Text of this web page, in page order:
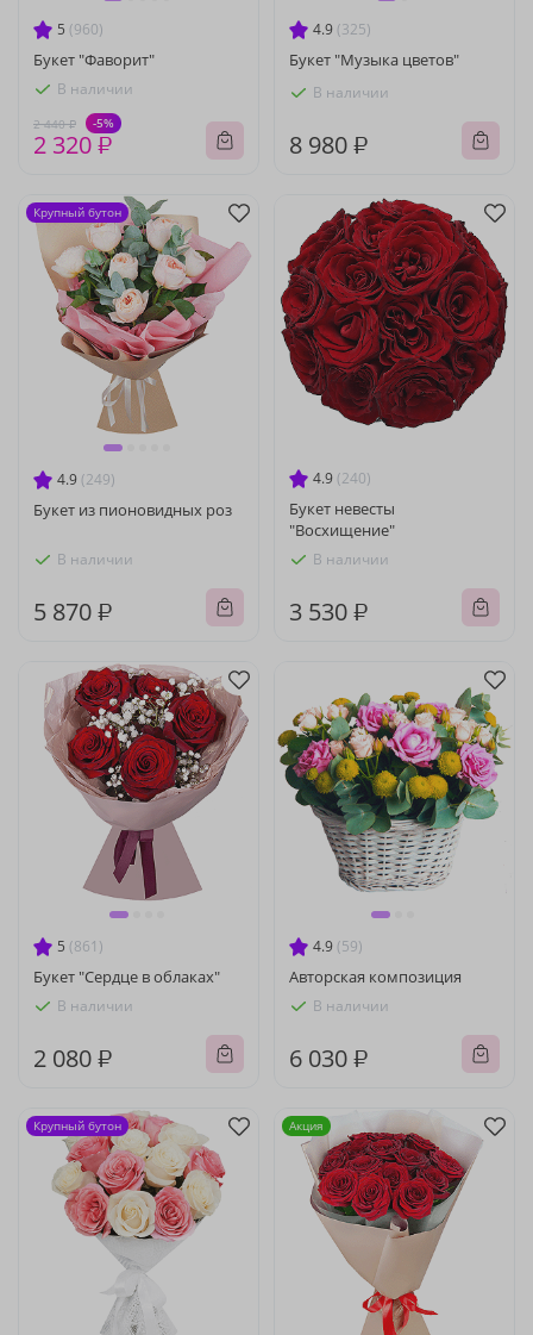
5 (960)
Букет "Фаворит"
В наличии
2 440 ₽ -5%
2 320 ₽
4.9 (325)
Букет "Музыка цветов"
В наличии
8 980 ₽
4.9 (249)
Букет из пионовидных роз
В наличии
5 870 ₽
Крупный бутон
4.9 (240)
Букет невесты
"Восхищение"
В наличии
3 530 ₽
5 (861)
Букет "Сердце в облаках"
В наличии
2 080 ₽
4.9 (59)
Авторская композиция
В наличии
6 030 ₽
Крупный бутон Акция